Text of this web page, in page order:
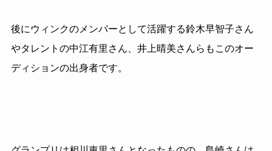
後にウィンクのメンバーとして活躍する鈴木早智子さん
やタレントの中江有里さん、井上晴美さんらもこのオー
ディションの出身者です。